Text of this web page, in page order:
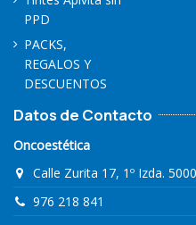
PPD
PACKS,
REGALOS Y
DESCUENTOS
Datos de Contacto
Oncoestética
Calle Zurita 17, 1º Izda.
976 218 841